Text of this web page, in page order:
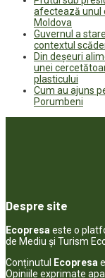
afectează unul
Moldova
Guvernul a
contextul
Din deșeuri
unei
plasticului
Cum au ajuns
Porumbeni
Despre site
Ecopresa este o
de Mediu și Turism
Conținutul Ecopresa
Opiniile exprimate